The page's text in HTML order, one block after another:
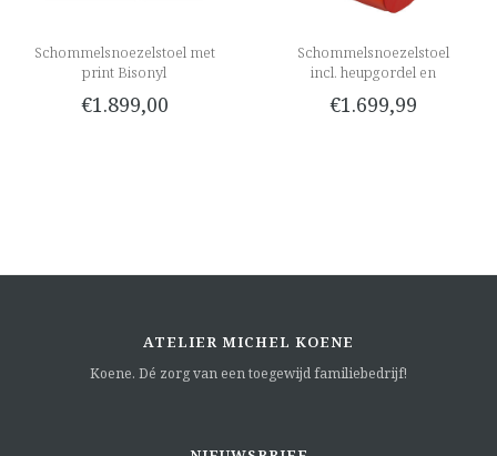
Schommelsnoezelstoel met
print Bisonyl
€1.899,00
Schommelsnoezelstoel
incl. heupgordel en
€1.699,99
ATELIER MICHEL KOENE
Koene. Dé zorg van een toegewijd familiebedrijf!